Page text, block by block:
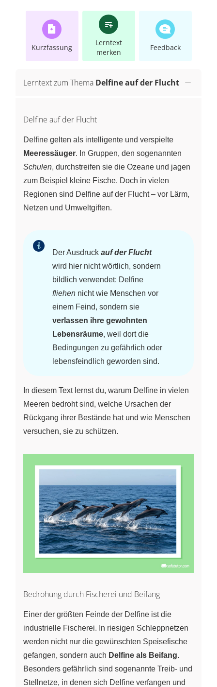
Kurzfassung
Lerntext
merken
Feedback
Lerntext zum Thema Delfine auf der Flucht
Delfine auf der Flucht
Delfine gelten als intelligente und verspielte
Meeressäuger. In Gruppen, den sogenannten
Schulen, durchstreifen sie die Ozeane und jagen
zum Beispiel kleine Fische. Doch in vielen
Regionen sind Delfine auf der Flucht – vor Lärm,
Netzen und Umweltgiften.
Der Ausdruck auf der Flucht
wird hier nicht wörtlich, sondern
bildlich verwendet: Delfine
fliehen nicht wie Menschen vor
einem Feind, sondern sie
verlassen ihre gewohnten
Lebensräume, weil dort die
Bedingungen zu gefährlich oder
lebensfeindlich geworden sind.
In diesem Text lernst du, warum Delfine in vielen
Meeren bedroht sind, welche Ursachen der
Rückgang ihrer Bestände hat und wie Menschen
versuchen, sie zu schützen.
Bedrohung durch Fischerei und Beifang
Einer der größten Feinde der Delfine ist die
industrielle Fischerei. In riesigen Schleppnetzen
werden nicht nur die gewünschten Speisefische
gefangen, sondern auch Delfine als Beifang.
Besonders gefährlich sind sogenannte Treib- und
Stellnetze, in denen sich Delfine verfangen und